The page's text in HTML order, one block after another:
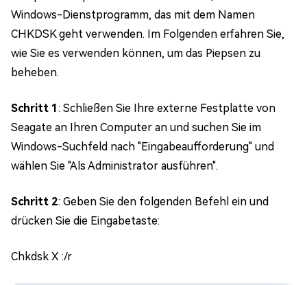
Windows-Dienstprogramm, das mit dem Namen
CHKDSK geht verwenden. Im Folgenden erfahren Sie,
wie Sie es verwenden können, um das Piepsen zu
beheben.
Schritt 1: Schließen Sie Ihre externe Festplatte von
Seagate an Ihren Computer an und suchen Sie im
Windows-Suchfeld nach "Eingabeaufforderung" und
wählen Sie "Als Administrator ausführen".
Schritt 2: Geben Sie den folgenden Befehl ein und
drücken Sie die Eingabetaste:
Chkdsk X :/r